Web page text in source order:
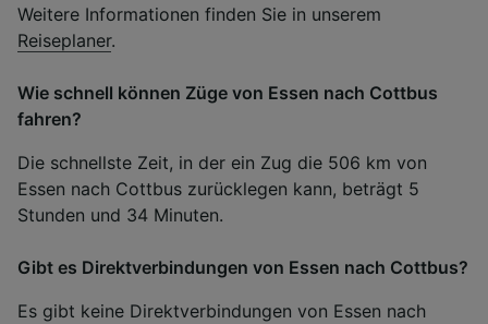
Weitere Informationen finden Sie in unserem
Reiseplaner.
Wie schnell können Züge von Essen nach Cottbus
fahren?
Die schnellste Zeit, in der ein Zug die 506 km von
Essen nach Cottbus zurücklegen kann, beträgt 5
Stunden und 34 Minuten.
Gibt es Direktverbindungen von Essen nach Cottbus?
Es gibt keine Direktverbindungen von Essen nach